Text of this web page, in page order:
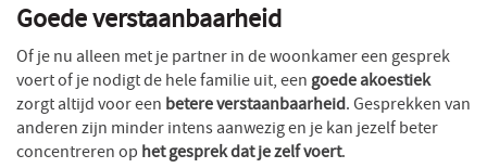
Goede verstaanbaarheid
Of je nu alleen met je partner in de woonkamer een gesprek
voert of je nodigt de hele familie uit, eengoede akoestiek
zorgt altijd voor een betere verstaanbaarheid. Gesprekken van
anderen zijn minder intens aanwezig en je kan jezelf beter
concentreren op het gesprek dat je zelf voert.